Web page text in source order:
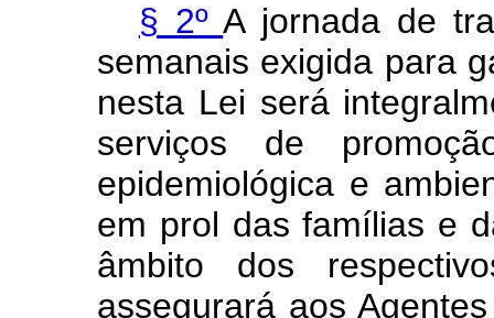
§ 2ºA jornada de
semanais exigida para
nesta Lei será
serviços de
epidemiológica e
em prol das famílias e
âmbito dos
assegurará aos